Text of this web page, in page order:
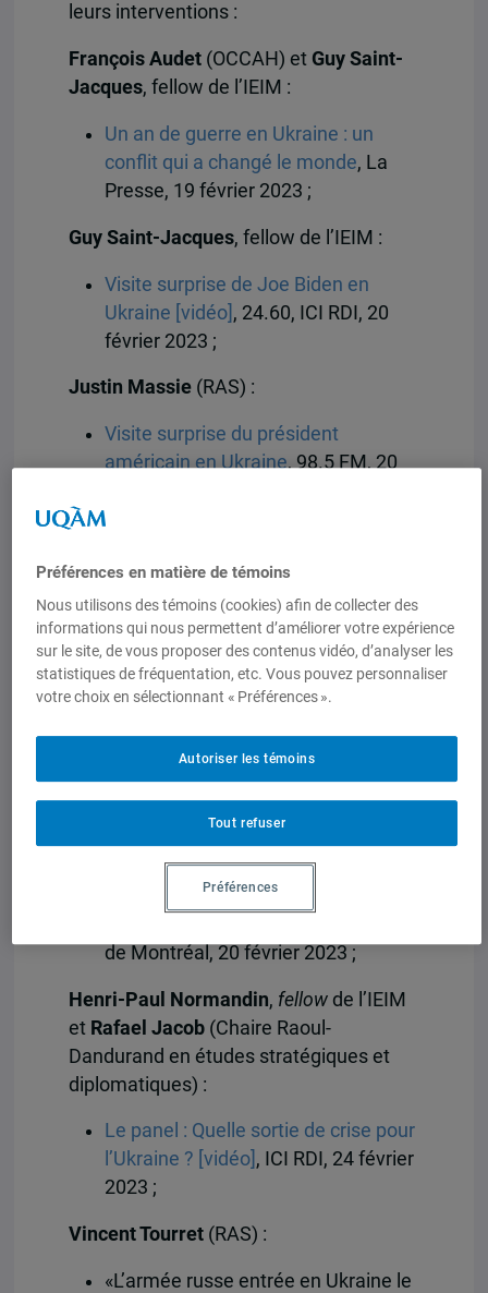
leurs interventions :
François Audet(OCCAH) et Guy Saint-
Jacques, fellow de l’IEIM :
Un an de guerre en Ukraine : un
conflit qui a changé le monde, La
Presse, 19 février 2023 ;
Guy Saint-Jacques, fellow de l’IEIM :
Visite surprise de Joe Biden en
Ukraine [vidéo] , 24.60, ICI RDI, 20
février 2023 ;
Justin Massie (RAS) :
Visite surprise du président
américain en Ukraine, 98.5 FM, 20
Aide à l’Ukraine : Le Canada n’est
un « suiveur », La Presse, 21 février
2023 ;
Huit constats sur les armes utilisées
par les deux camps en Ukraine , Le
Devoir, 22 février 2023 ;
en études stratégiques et
diplomatiques) :
Visite de Biden en Ukraine : «une
de Montréal, 20 février 2023 ;
Henri-Paul Normandin, fellowde l’IEIM
et Rafael Jacob (Chaire Raoul-
Dandurand en études stratégiques et
diplomatiques) :
Le panel : Quelle sortie de crise pour
l’Ukraine ? [vidéo] , ICI RDI, 24 février
2023 ;
Vincent Tourret(RAS) :
«L’armée russe entrée en Ukraine le
Préférences en matière de témoins
Nous utilisons des témoins (cookies) afin de collecter des
informations qui nous permettent d’améliorer votre expérience
sur le site, de vous proposer des contenus vidéo, d’analyser les
statistiques de fréquentation, etc. Vous pouvez personnaliser
votre choix en sélectionnant « Préférences ».
Tout refuser
Autoriser les témoins
Préférences